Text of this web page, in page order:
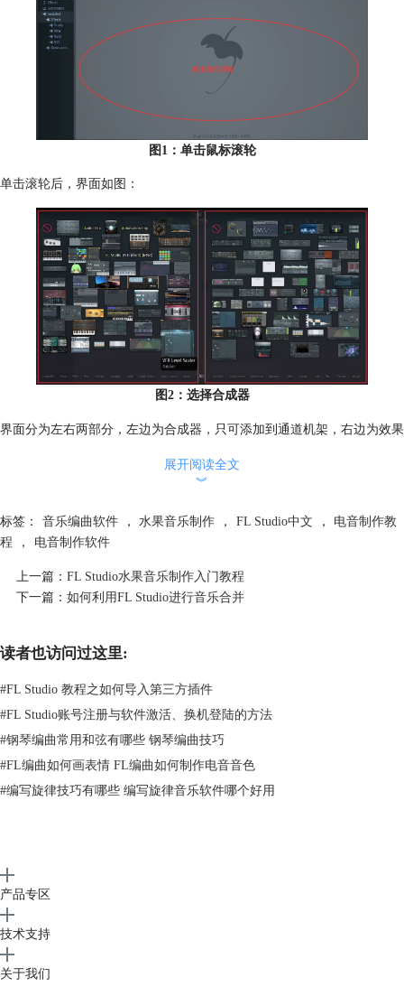
图1：单击鼠标滚轮
单击滚轮后，界面如图：
图2：选择合成器
界面分为左右两部分，左边为合成器，只可添加到通道机架，右边为效果
右键单击合成器名字可以Delete删除或者
器,Rename,color and icon则可以为该合成器取一个名字和选择选择颜
色。
在音乐编曲软件FL Studio中添加完合成器后，需要在钢琴卷帘中创作旋
展开阅读全文
︾
标签： 音乐编曲软件 ， 水果音乐制作 ， FL Studio中文 ，
电音制作教
程
， 电音制作软件
上一篇： FL Studio水果音乐制作入门教程
下一篇： 如何利用FL Studio进行音乐合并
读者也访问过这里:
#FL Studio 教程之如何导入第三方插件
#FL Studio账号注册与软件激活、换机登陆的方法
#钢琴编曲常用和弦有哪些 钢琴编曲技巧
#FL编曲如何画表情 FL编曲如何制作电音音色
#编写旋律技巧有哪些 编写旋律音乐软件哪个好用
产品专区
技术支持
关于我们